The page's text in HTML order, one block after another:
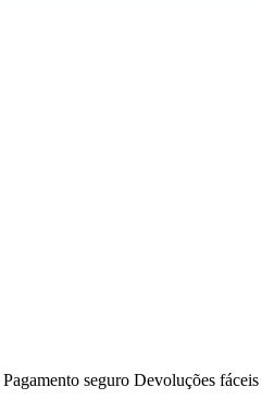
Pagamento seguro Devoluções fáceis